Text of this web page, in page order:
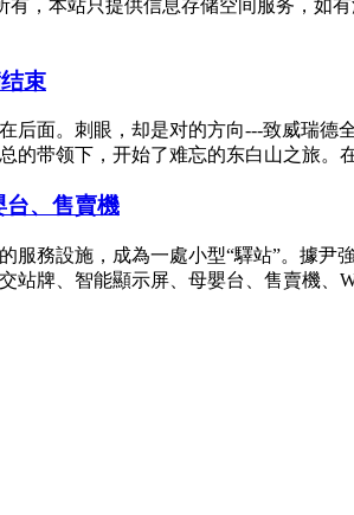
有，本站只提供信息存储空间服务，如
束
后面。刺眼，却是对的方向---致威瑞
的带领下，开始了难忘的东白山之旅
台、售賣機
服務設施，成為一處小型“驛站”。據
站牌、智能顯示屏、母嬰台、售賣機、